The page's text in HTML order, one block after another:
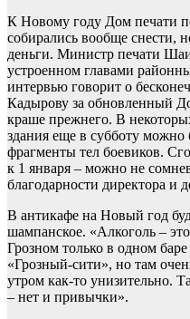
К Новому году Дом печати
собирались вообще снести,
деньги. Министр печати
устроенном главами
интервью говорит о
Кадырову за обновленный
краше прежнего. В
здания еще в субботу
фрагменты тел боевиков.
к 1 января – можно не
благодарности директора и
В антикафе на Новый год
шампанское. «Алкоголь –
Грозном только в одном
«Грозный-сити», но там
утром как-то унизительно.
– нет и привычки».